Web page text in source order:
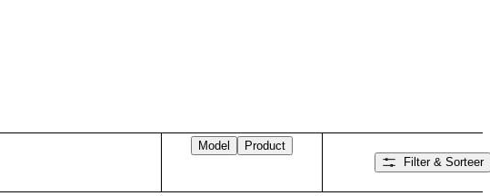
Model
Product
Filter & Sorteer